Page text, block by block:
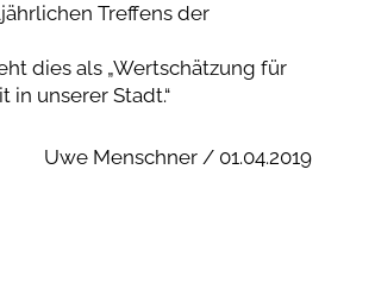
Treffens der
dies als „Wertschätzung für
unserer Stadt.“
Uwe Menschner / 01.04.2019